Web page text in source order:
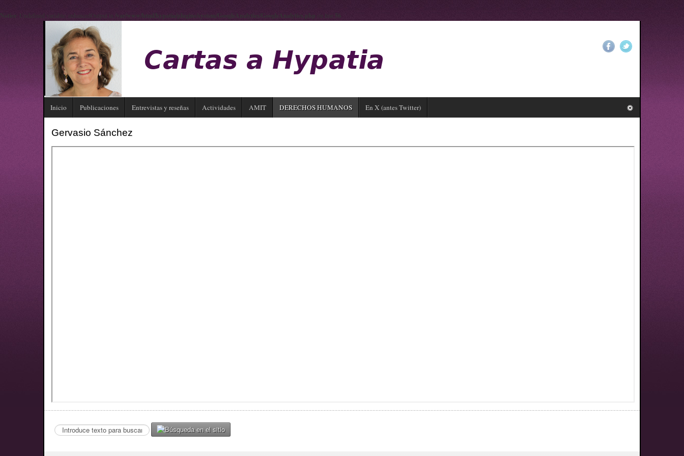
Notice : Undefined variable: enhancedOutput in /var/www/html/hypatia/plugins/system/GoogleAnalytics/GoogleAnalytics.php on line 56
Inicio Publicaciones Entrevistas y reseñas Actividades AMIT DERECHOS HUMANOS En X (antes Twitter)
Gervasio Sánchez
Search
...